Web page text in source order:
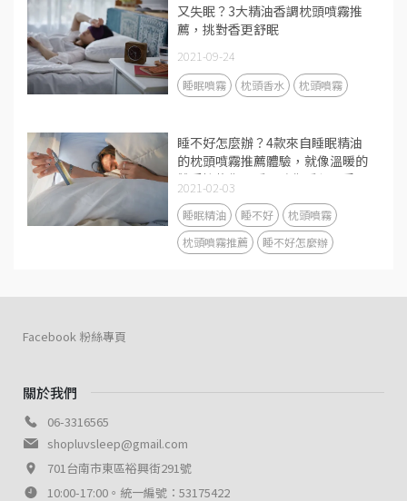
又失眠？3大精油香調枕頭噴霧推
薦，挑對香更舒眠
2021-09-24
睡眠噴霧 枕頭香水 枕頭噴霧
睡不好怎麼辦？4款來自睡眠精油
的枕頭噴霧推薦體驗，就像溫暖的
雙手擁抱你入睡，陪你睡得更香更
甜
2021-02-03
睡眠精油 睡不好
枕頭噴霧
枕頭噴霧推薦
睡不好怎麼辦
關於我們
06-3316565
shopluvsleep@gmail.com
701台南市東區裕興街291號
10:00-17:00。統一編號：53175422
Facebook 粉絲專頁